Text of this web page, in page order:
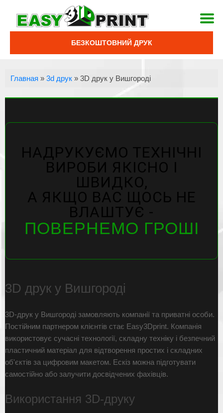
БЕЗКОШТОВНИЙ ДРУК
Главная »3d друк »3D друк у Вишгороді
НАДРУКУЄМО ТЕХНІЧНІ
ВИРОБИ ЯКІСНО І
ШВИДКО,
А ЯКЩО ВАС ЩОСЬ НЕ
ВЛАШТУЄ -
ПОВЕРНЕМО ГРОШІ
3D друк у Вишгороді
3D-друк у Вишгороді замовляють компанії та приватні особи.
Постійним партнером клієнтів стає Easy3Dprint. Компанія
використовує сучасні технології, складну техніку і безпечний
пластичний матеріал для відтворення простих і складних
об'єктів за цифровим макетом. Ескіз можна підготувати
самостійно або залучити досвідчених фахівців.
Використання 3D-друку